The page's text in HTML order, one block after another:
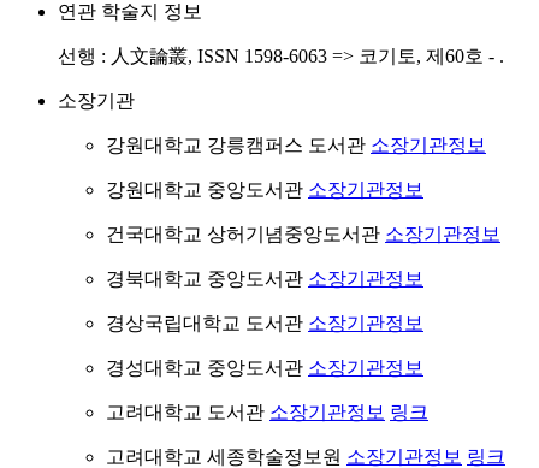
연관 학술지 정보
선행 : 人文論叢, ISSN 1598-6063 => 코기토, 제60호 - .
소장기관
강원대학교 강릉캠퍼스 도서관 소장기관정보
강원대학교 중앙도서관 소장기관정보
건국대학교 상허기념중앙도서관 소장기관정보
경북대학교 중앙도서관 소장기관정보
경상국립대학교 도서관 소장기관정보
경성대학교 중앙도서관 소장기관정보
고려대학교 도서관 소장기관정보 링크
고려대학교 세종학술정보원 소장기관정보 링크